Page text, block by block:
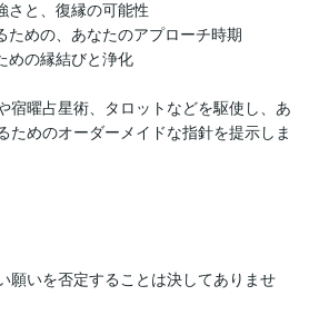
さと、復縁の可能性
ための、あなたのアプローチ時期
めの縁結びと浄化
宿曜占星術、タロットなどを駆使し、あ
ためのオーダーメイドな指針を提示しま
願いを否定することは決してありませ